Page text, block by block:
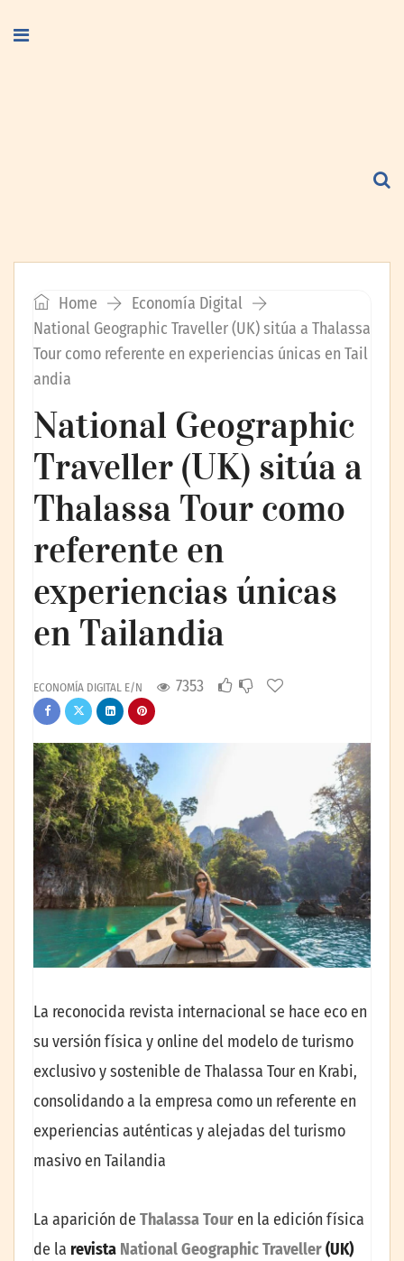
Home
Economía Digital
National Geographic Traveller (UK) sitúa a Thalassa
Tour como referente en experiencias únicas en Tail
andia
National Geographic
Traveller (UK) sitúa a
Thalassa Tour como
referente en
experiencias únicas
en Tailandia
ECONOMÍA DIGITAL E/N 7353
La reconocida revista internacional se hace eco en
su versión física y online del modelo de turismo
exclusivo y sostenible de Thalassa Tour en Krabi,
consolidando a la empresa como un referente en
experiencias auténticas y alejadas del turismo
masivo en Tailandia
La aparición de Thalassa Tour en la edición física
de la revista National Geographic Traveller(UK)